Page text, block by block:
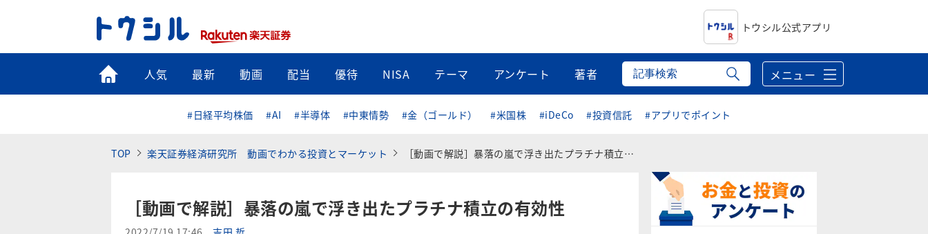
トウシル公式アプリ
トップ
人気 最新 動画 配当 優待 NISA テーマ アンケート 著者 メニュー
#日経平均株価 #AI #半導体 #中東情勢 #金（ゴールド） #米国株 #iDeCo #投資信託 #アプリでポイント
TOP 楽天証券経済研究所 動画でわかる投資とマーケット ［動画で解説］暴落の嵐で浮き出たプラチナ積立の有効性
［動画で解説］暴落の嵐で浮き出たプラチナ積立の有効性